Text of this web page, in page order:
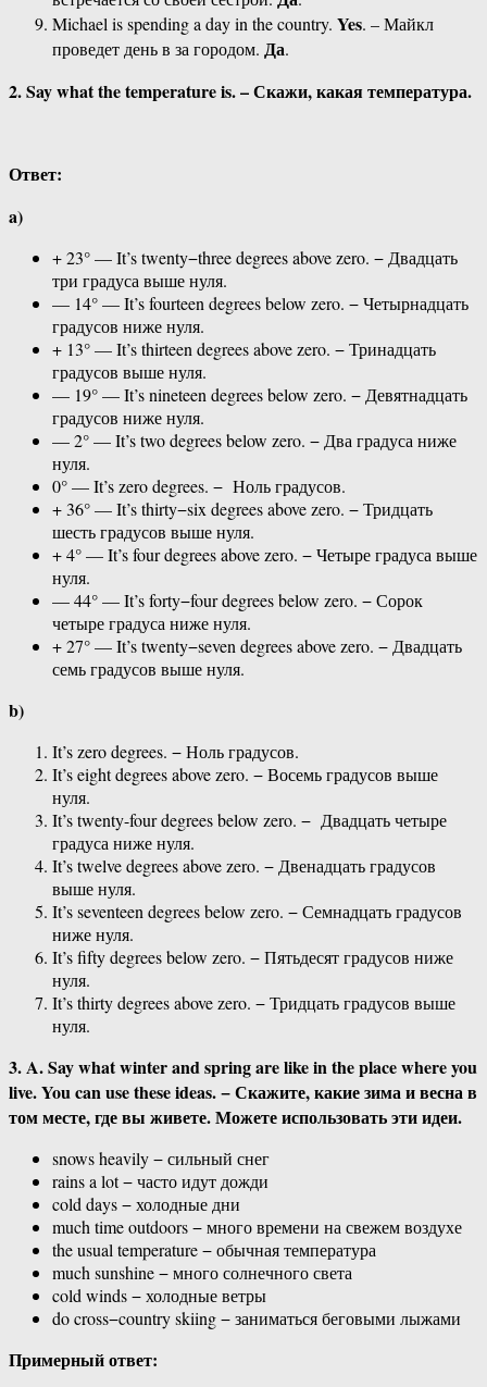
Michael is spending a day in the country. Yes. – Майкл
проведет день в за городом. Да.
2. Say what the temperature is. – Скажи, какая температура.
Ответ:
a)
+ 23° — It’s twenty−three degrees above zero. − Двадцать
три градуса выше нуля.
— 14° — It’s fourteen degrees below zero. − Четырнадцать
градусов ниже нуля.
+ 13° — It’s thirteen degrees above zero. − Тринадцать
градусов выше нуля.
— 19° — It’s nineteen degrees below zero. − Девятнадцать
градусов ниже нуля.
— 2° — It’s two degrees below zero. − Два градуса ниже
нуля.
0° — It’s zero degrees. − Ноль градусов.
+ 36° — It’s thirty−six degrees above zero. − Тридцать
шесть градусов выше нуля.
+ 4° — It’s four degrees above zero. − Четыре градуса выше
нуля.
— 44° — It’s forty−four degrees below zero. − Сорок
четыре градуса ниже нуля.
+ 27° — It’s twenty−seven degrees above zero. − Двадцать
семь градусов выше нуля.
b)
It’s zero degrees. − Ноль градусов.
It’s eight degrees above zero. − Восемь градусов выше
нуля.
It’s twenty-four degrees below zero. − Двадцать четыре
градуса ниже нуля.
It’s twelve degrees above zero. − Двенадцать градусов
выше нуля.
It’s seventeen degrees below zero. − Семнадцать градусов
ниже нуля.
It’s fifty degrees below zero. − Пятьдесят градусов ниже
нуля.
It’s thirty degrees above zero. − Тридцать градусов выше
нуля.
3. A. Say what winter and spring are like in the place where you
live. You can use these ideas. − Скажите, какие зима и весна в
том месте, где вы живете. Можете использовать эти идеи.
snows heavily − сильный снег
rains a lot − часто идут дожди
cold days − холодные дни
much time outdoors − много времени на свежем воздухе
the usual temperature − обычная температура
much sunshine − много солнечного света
cold winds − холодные ветры
do cross−country skiing − заниматься беговыми лыжами
Примерный ответ: